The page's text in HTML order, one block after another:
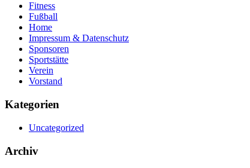
Fitness
Fußball
Home
Impressum & Datenschutz
Sponsoren
Sportstätte
Verein
Vorstand
Kategorien
Uncategorized
Archiv